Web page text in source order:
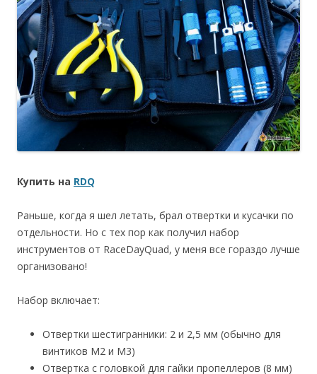
Купить на RDQ
Раньше, когда я шел летать, брал отвертки и кусачки по
отдельности. Но с тех пор как получил набор
инструментов от RaceDayQuad, у меня все гораздо лучше
организовано!
Набор включает:
Отвертки шестигранники: 2 и 2,5 мм (обычно для
винтиков M2 и M3)
Отвертка с головкой для гайки пропеллеров (8 мм)